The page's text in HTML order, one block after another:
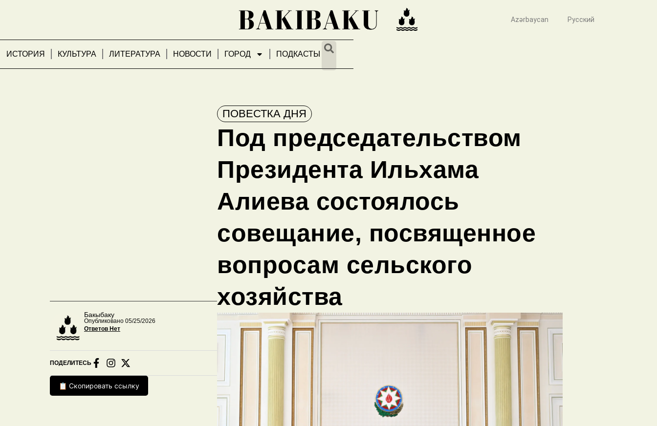
ИСТОРИЯ КУЛЬТУРА ЛИТЕРАТУРА НОВОСТИ ГОРОД ПОДКАСТЫ
Azərbaycan Русский
Бакыбаку
Опубликовано 05/25/2026
Ответов Нет
ПОДЕЛИТЕСЬ
📋 Скопировать ссылку
ПОВЕСТКА ДНЯ
Под председательством
Президента Ильхама
Алиева состоялось
совещание, посвященное
вопросам сельского
хозяйства